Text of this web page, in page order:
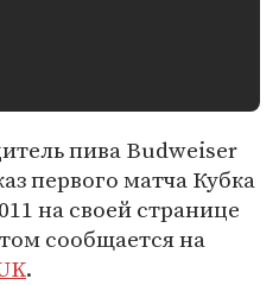
пива Budweiser
первого матча Кубка
на своей странице
сообщается на
.